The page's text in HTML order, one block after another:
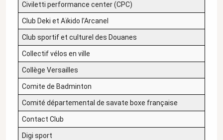
Civiletti performance center (CPC)
Club Deki et Aïkido l’Arcanel
Club sportif et culturel des Douanes
Collectif vélos en ville
Collège Versailles
Comite de Badminton
Comité départemental de savate boxe française
Contact Club
Digi sport